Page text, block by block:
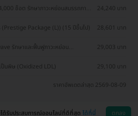
ช็อต รักษาภาวะหย่อนสมรรถภาพ
ง เพื่อฟื้นฟูสมรรถภาพทางเพศ 3 ครั้ง
24,240 บาท
(Prestige Package (L)) (15 ปีขึ้นไป) 28,601 บาท
รักษาและฟื้นฟูภาวะหย่อน
29,003 บาท
ป็นพิษ (Oxidized LDL) 29,100 บาท
ราคาอัพเดตล่าสุด 2569-08-09
ด้รับประสบการณ์ออนไลน์ที่ดีที่สุด ได้ที่นี่ ตกลง